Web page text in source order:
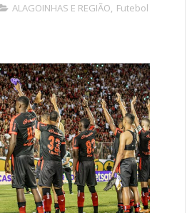
ALAGOINHAS E REGIÃO, Futebol